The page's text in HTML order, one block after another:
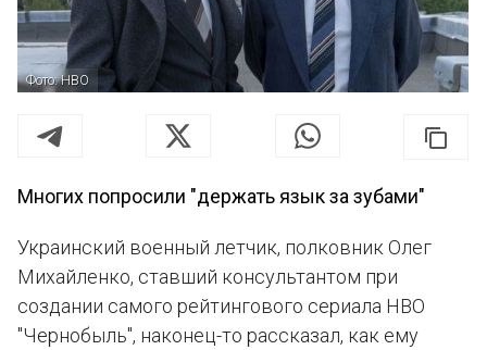
Фото: HBO
Многих попросили "держать язык за зубами"
Украинский военный летчик, полковник Олег
Михайленко, ставший консультантом при
создании самого рейтингового сериала HBO
"Чернобыль", наконец-то рассказал, как ему